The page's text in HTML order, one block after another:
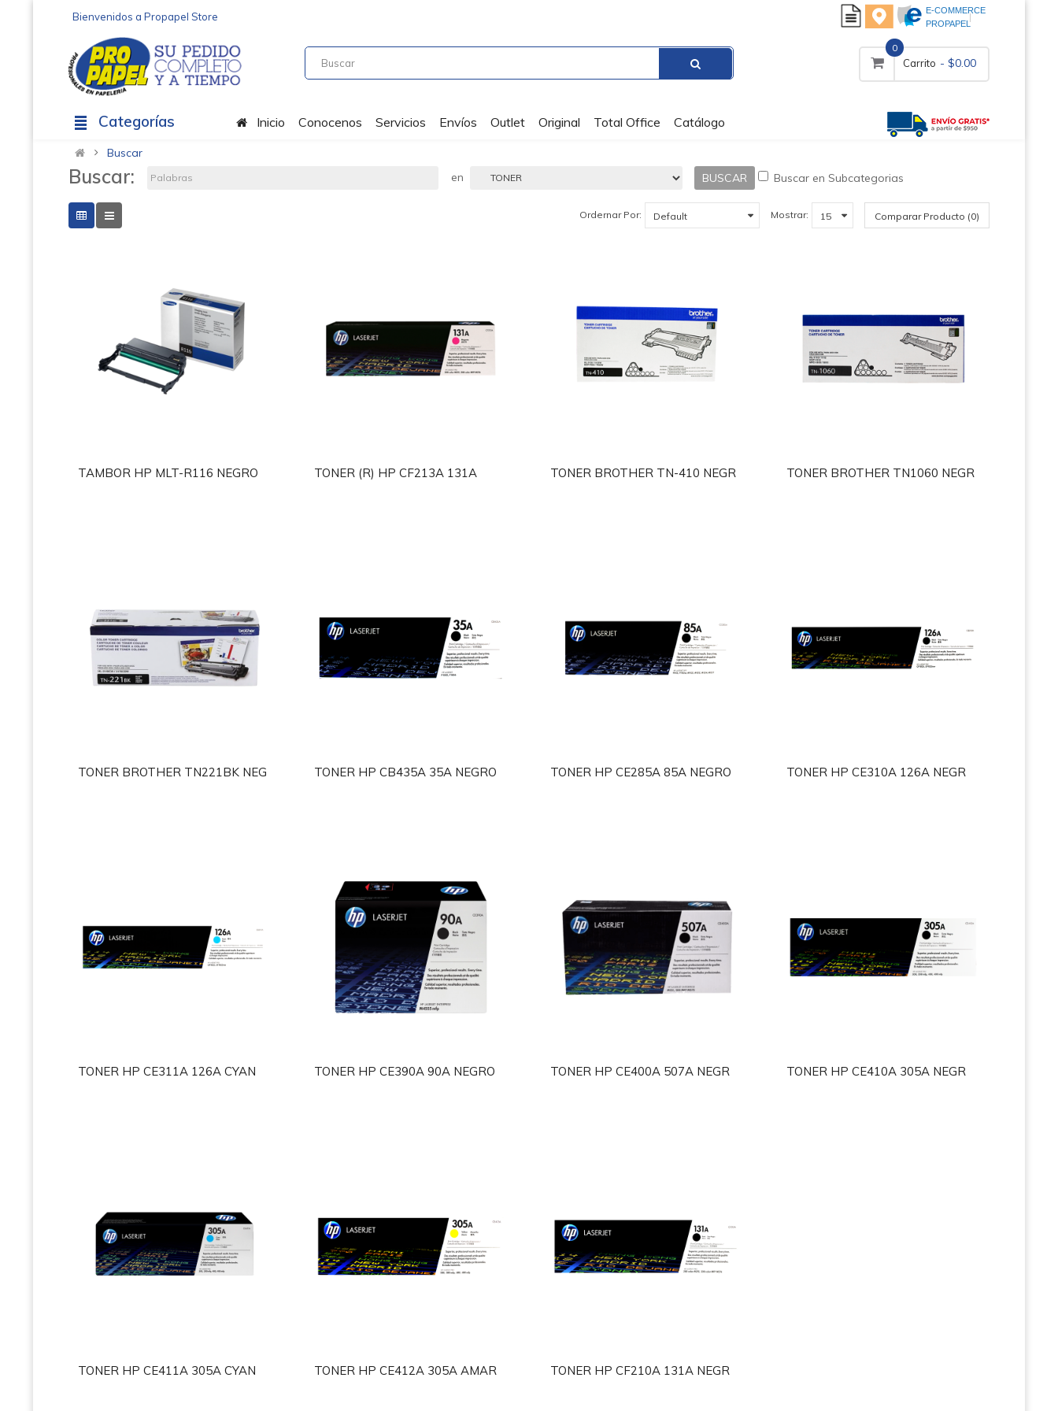
Bienvenidos a Propapel Store
E-COMMERCE
PROPAPEL
Carrito
0
- $0.00
Categorías Inicio Conocenos Servicios Envíos Outlet Original Total Office Catálogo
Buscar
Buscar: en Buscar en Subcategorias
Ordernar Por: Mostrar: Comparar Producto (0)
TAMBOR HP MLT-R116 NEGRO TONER (R) HP CF213A 131A TONER BROTHER TN-410 NEGR TONER BROTHER TN1060 NEGR
TONER BROTHER TN221BK NEG TONER HP CB435A 35A NEGRO TONER HP CE285A 85A NEGRO TONER HP CE310A 126A NEGR
TONER HP CE311A 126A CYAN TONER HP CE390A 90A NEGRO TONER HP CE400A 507A NEGR TONER HP CE410A 305A NEGR
TONER HP CE411A 305A CYAN TONER HP CE412A 305A AMAR TONER HP CF210A 131A NEGR